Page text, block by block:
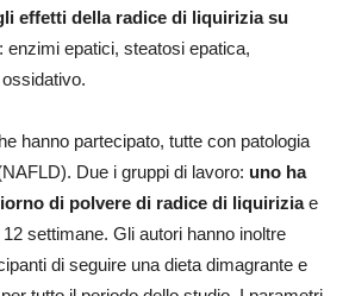
effetti della radice di liquirizia su
: enzimi epatici, steatosi epatica,
hanno partecipato, tutte con patologia
Due i gruppi di lavoro: uno ha
di polvere di radice di liquiriziae
12 settimane. Gli autori hanno inoltre
di seguire una dieta dimagrante e